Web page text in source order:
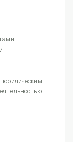
юридическим